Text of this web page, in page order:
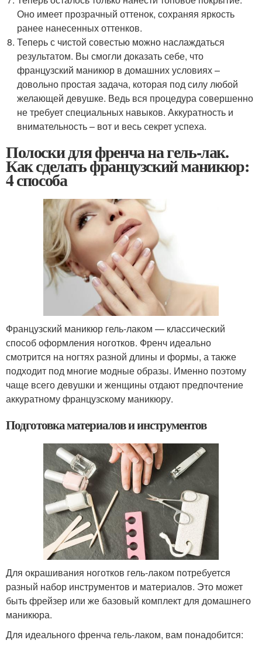
Оно имеет прозрачный оттенок, сохраняя яркость
ранее нанесенных оттенков.
Теперь с чистой совестью можно наслаждаться
результатом. Вы смогли доказать себе, что
французский маникюр в домашних условиях –
довольно простая задача, которая под силу любой
желающей девушке. Ведь вся процедура совершенно
не требует специальных навыков. Аккуратность и
внимательность – вот и весь секрет успеха.
Полоски для френча на гель-лак.
Как сделать французский маникюр:
4 способа
Французский маникюр гель-лаком — классический
способ оформления ноготков. Френч идеально
смотрится на ногтях разной длины и формы, а также
подходит под многие модные образы. Именно поэтому
чаще всего девушки и женщины отдают предпочтение
аккуратному французскому маникюру.
Подготовка материалов и инструментов
Для окрашивания ноготков гель-лаком потребуется
разный набор инструментов и материалов. Это может
быть фрейзер или же базовый комплект для домашнего
маникюра.
Для идеального френча гель-лаком, вам понадобится: